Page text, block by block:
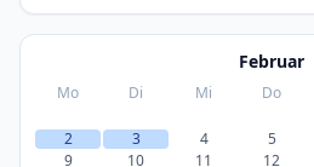
Februar
Mo Di Mi Do
2
3 4 5
9
10 11 12